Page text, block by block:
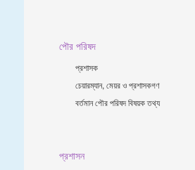
পৌর পরিষদ
প্রশাসক
চেয়ারম্যান, মেয়র ও প্রশাসকগণ
বর্তমান পৌর পরিষদ বিষয়ক তথ্য
প্রশাসন